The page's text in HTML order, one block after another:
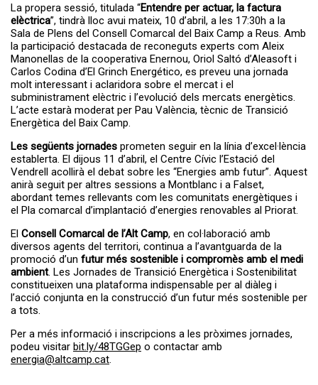
La propera sessió, titulada “Entendre per actuar, la factura
elèctrica”, tindrà lloc avui mateix, 10 d’abril, a les 17:30h a la
Sala de Plens del Consell Comarcal del Baix Camp a Reus. Amb
la participació destacada de reconeguts experts com Aleix
Manonellas de la cooperativa Enernou, Oriol Saltó d’Aleasoft i
Carlos Codina d’El Grinch Energético, es preveu una jornada
molt interessant i aclaridora sobre el mercat i el
subministrament elèctric i l’evolució dels mercats energètics.
L’acte estarà moderat per Pau València, tècnic de Transició
Energètica del Baix Camp.
Les següents jornades prometen seguir en la línia d’excel·lència
establerta. El dijous 11 d’abril, el Centre Cívic l’Estació del
Vendrell acollirà el debat sobre les “Energies amb futur”. Aquest
anirà seguit per altres sessions a Montblanc i a Falset,
abordant temes rellevants com les comunitats energètiques i
el Pla comarcal d’implantació d’energies renovables al Priorat.
El Consell Comarcal de l’Alt Camp, en col·laboració amb
diversos agents del territori, continua a l’avantguarda de la
promoció d’un futur més sostenible i compromès amb el medi
ambient. Les Jornades de Transició Energètica i Sostenibilitat
constitueixen una plataforma indispensable per al diàleg i
l’acció conjunta en la construcció d’un futur més sostenible per
a tots.
Per a més informació i inscripcions a les pròximes jornades,
podeu visitar bit.ly/48TGGep o contactar amb
energia@altcamp.cat.